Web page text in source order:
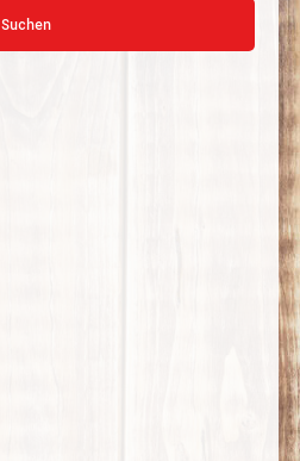
Suchen